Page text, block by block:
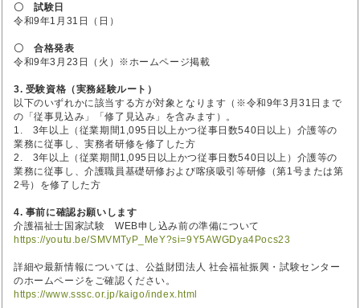
〇 試験日
令和9年1月31日（日）
〇 合格発表
令和9年3月23日（火）※ホームページ掲載
3. 受験資格（実務経験ルート）
以下のいずれかに該当する方が対象となります（※令和9年3月31日まで
の「従事見込み」「修了見込み」を含みます）。
1. 3年以上（従業期間1,095日以上かつ従事日数540日以上）介護等の
業務に従事し、実務者研修を修了した方
2. 3年以上（従業期間1,095日以上かつ従事日数540日以上）介護等の
業務に従事し、介護職員基礎研修および喀痰吸引等研修（第1号または第
2号）を修了した方
4. 事前に確認お願いします
介護福祉士国家試験 WEB申し込み前の準備について
https://youtu.be/SMVMTyP_MeY?si=9Y5AWGDya4Pocs23
詳細や最新情報については、公益財団法人 社会福祉振興・試験センター
のホームページをご確認ください。
https://www.sssc.or.jp/kaigo/index.html